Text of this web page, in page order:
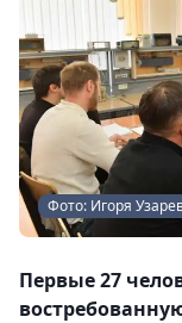
Фото: Игоря
Первые 27